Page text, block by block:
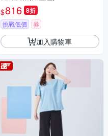
$816 8折
挑戰低價 券
加入購物車